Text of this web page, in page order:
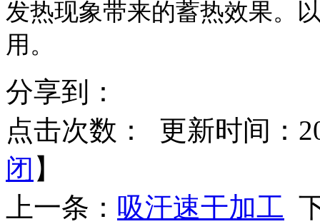
发热现象带来的蓄热效果。
用。
分享到：
点击次数：
更新时间：
闭 】
上一条： 吸汗速干加工